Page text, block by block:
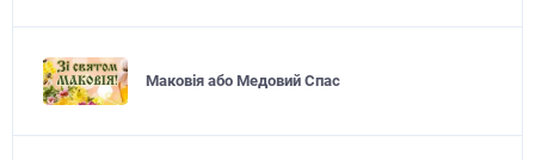
Маковія або Медовий Спас